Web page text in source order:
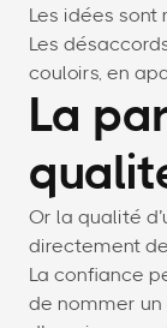
Les idées sont
Les
couloirs, en
La
Or la qualité
directement
La confiance
de nommer un